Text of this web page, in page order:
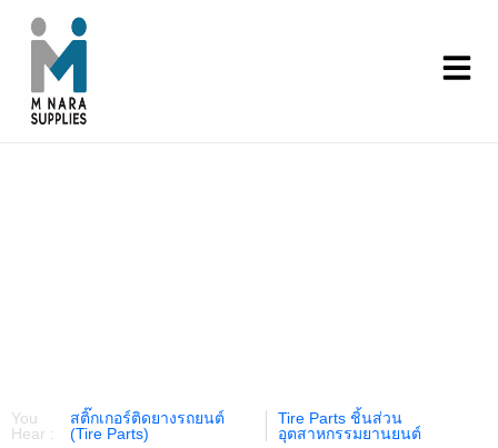
You
Hear :
สติ๊กเกอร์ติดยางรถยนต์
(Tire Parts)
Tire Parts ชิ้นส่วน
อุตสาหกรรมยานยนต์